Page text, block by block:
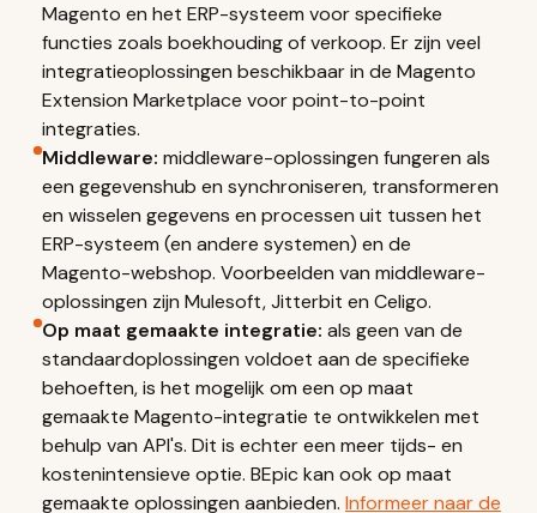
Magento en het ERP-systeem voor specifieke
functies zoals boekhouding of verkoop. Er zijn veel
integratieoplossingen beschikbaar in de Magento
Extension Marketplace voor point-to-point
integraties.
Middleware: middleware-oplossingen fungeren als
een gegevenshub en synchroniseren, transformeren
en wisselen gegevens en processen uit tussen het
ERP-systeem (en andere systemen) en de
Magento-webshop. Voorbeelden van middleware-
oplossingen zijn Mulesoft, Jitterbit en Celigo.
Op maat gemaakte integratie: als geen van de
standaardoplossingen voldoet aan de specifieke
behoeften, is het mogelijk om een op maat
gemaakte Magento-integratie te ontwikkelen met
behulp van API's. Dit is echter een meer tijds- en
kostenintensieve optie. BEpic kan ook op maat
gemaakte oplossingen aanbieden. Informeer naar de